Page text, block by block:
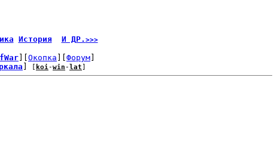
История И ДР. >>>
Окопка Форум
koi-win- lat